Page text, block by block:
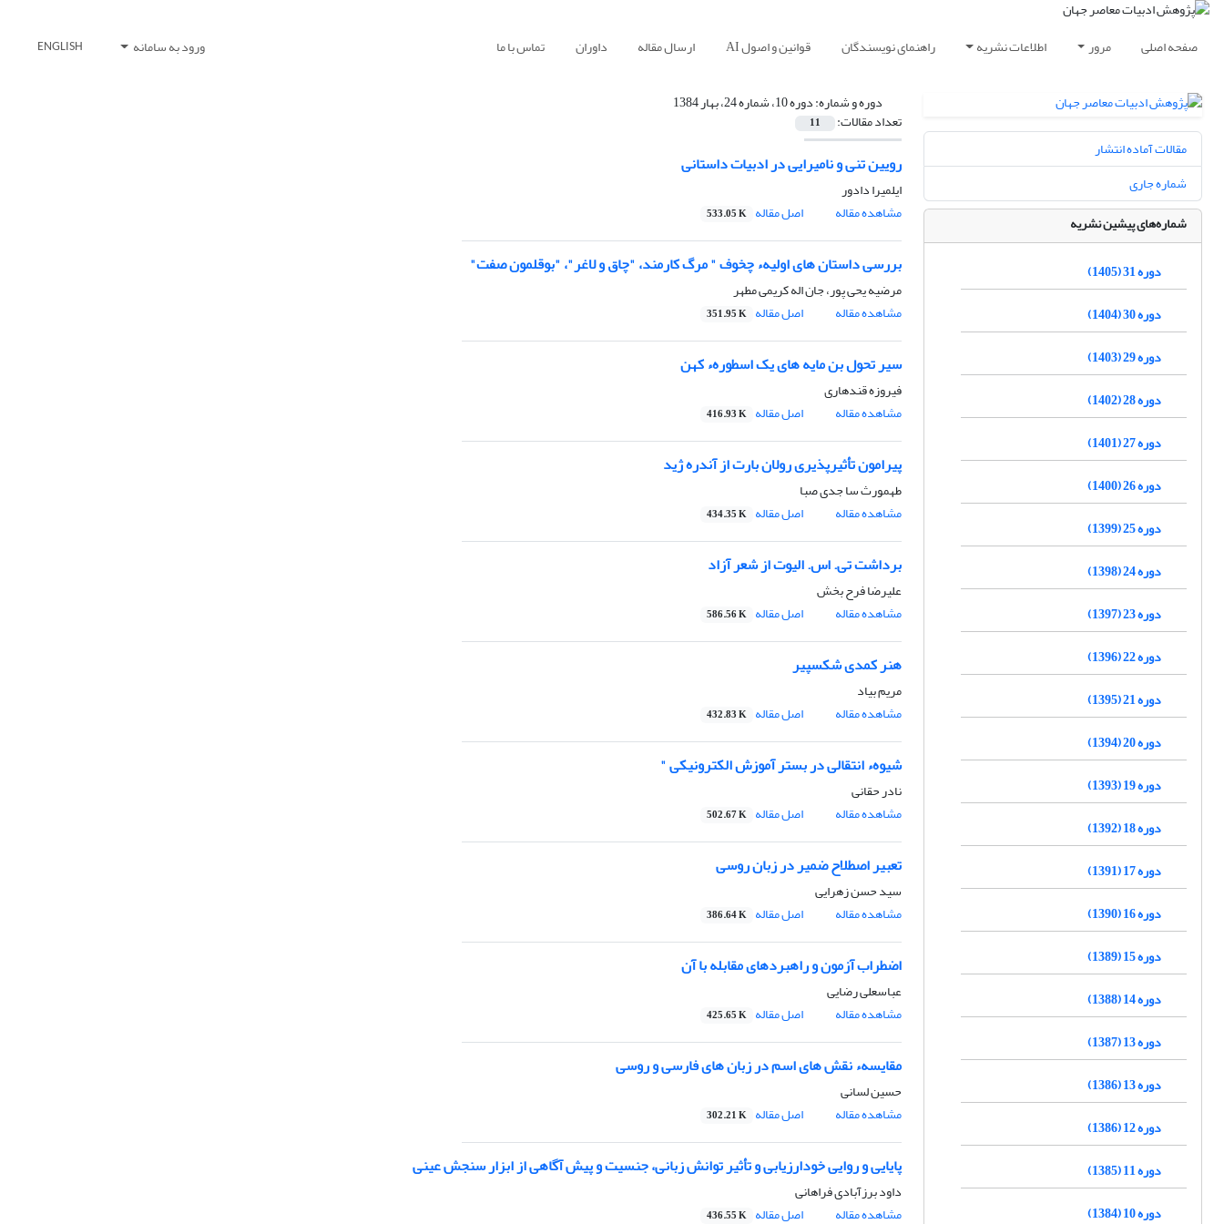
صفحه اصلی مرور اطلاعات نشریه راهنمای نویسندگان قوانین و اصول AI ارسال مقاله داوران تماس با ما ورود به سامانه ENGLISH
دوره و شماره:دوره 10، شماره 24، بهار 1384
تعداد مقالات: 11
رویین تنی و نامیرایی در ادبیات داستانی
ایلمیرا دادور
مشاهده مقاله
اصل مقاله 533.05 K
بررسی داستان های اولیهء چخوف " مرگ کارمند، "چاق و لاغر"، "بوقلمون صفت"
مرضیه یحى پور، جان اله کریمى مطهر
مشاهده مقاله
اصل مقاله 351.95 K
سیر تحول بن مایه های یک اسطورهء کهن
فیروزه قندهارى
مشاهده مقاله
اصل مقاله 416.93 K
پیرامون تأثیرپذیری رولان بارت از آندره ژید
طهمورث سا جدى صبا
مشاهده مقاله
اصل مقاله 434.35 K
برداشت تی. اس. الیوت از شعر آزاد
علیرضا فرح بخش
مشاهده مقاله
اصل مقاله 586.56 K
هنر کمدی شکسپیر
مریم بیاد
مشاهده مقاله
اصل مقاله 432.83 K
شیوهء انتقالی در بستر آموزش الکترونیکی "
نادر حقانى
مشاهده مقاله
اصل مقاله 502.67 K
تعبیر اصطلاح ضمیر در زبان روسی
سید حسن زهرایی
مشاهده مقاله
اصل مقاله 386.64 K
اضطراب آزمون و راهبردهای مقابله با آن
عباسعلى رضایى
مشاهده مقاله
اصل مقاله 425.65 K
مقایسهء نقش های اسم در زبان های فارسی و روسی
حسین لسانى
مشاهده مقاله
اصل مقاله 302.21 K
پایایی و روایی خودارزیابی و تأثیر توانش زبانی، جنسیت و پیش آگاهی از ابزار سنجش عینی
داود برزآبادى فراهانى
مشاهده مقاله
اصل مقاله 436.55 K
مقالات آماده انتشار
شماره جاری
شماره‌های پیشین نشریه
دوره 31 (1405)
دوره 30 (1404)
دوره 29 (1403)
دوره 28 (1402)
دوره 27 (1401)
دوره 26 (1400)
دوره 25 (1399)
دوره 24 (1398)
دوره 23 (1397)
دوره 22 (1396)
دوره 21 (1395)
دوره 20 (1394)
دوره 19 (1393)
دوره 18 (1392)
دوره 17 (1391)
دوره 16 (1390)
دوره 15 (1389)
دوره 14 (1388)
دوره 13 (1387)
دوره 13 (1386)
دوره 12 (1386)
دوره 11 (1385)
دوره 10 (1384)